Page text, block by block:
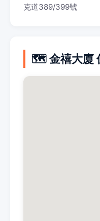
克道389/399號
🗺️ 金禧大廈